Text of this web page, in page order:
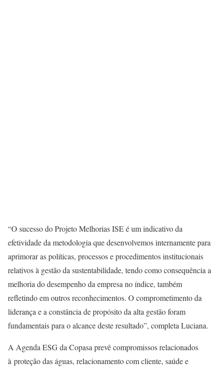
“O sucesso do Projeto Melhorias ISE é um indicativo da
efetividade da metodologia que desenvolvemos internamente para
aprimorar as políticas, processos e procedimentos institucionais
relativos à gestão da sustentabilidade, tendo como consequência a
melhoria do desempenho da empresa no índice, também
refletindo em outros reconhecimentos. O comprometimento da
liderança e a constância de propósito da alta gestão foram
fundamentais para o alcance deste resultado”, completa Luciana.
A Agenda ESG da Copasa prevê compromissos relacionados
à proteção das águas, relacionamento com cliente, saúde e